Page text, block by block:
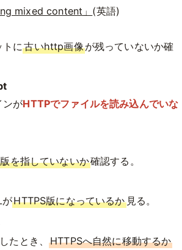
mixed content」 (英語)
トに古いhttp画像が残っていないか確
ンがHTTPでファイルを読み込んでいな
を指していないか確認する。
がHTTPS版になっているか見る。
たとき、HTTPSへ自然に移動するか